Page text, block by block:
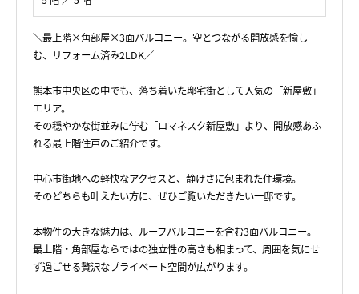
＼最上階×角部屋×3面バルコニー。空とつながる開放感を愉し
む、リフォーム済み2LDK／
熊本市中央区の中でも、落ち着いた邸宅街として人気の「新屋敷」
エリア。
その穏やかな街並みに佇む「ロマネスク新屋敷」より、開放感あふ
れる最上階住戸のご紹介です。
中心市街地への軽快なアクセスと、静けさに包まれた住環境。
そのどちらも叶えたい方に、ぜひご覧いただきたい一邸です。
本物件の大きな魅力は、ルーフバルコニーを含む3面バルコニー。
最上階・角部屋ならではの独立性の高さも相まって、周囲を気にせ
ず過ごせる贅沢なプライベート空間が広がります。